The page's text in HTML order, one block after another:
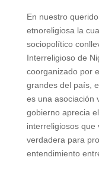
En nuestro
etnoreligiosa la
sociopolítico
Interreligioso de
coorganizado por
grandes del país,
es una asociación
gobierno aprecia
interreligiosos que
verdadera para
entendimiento